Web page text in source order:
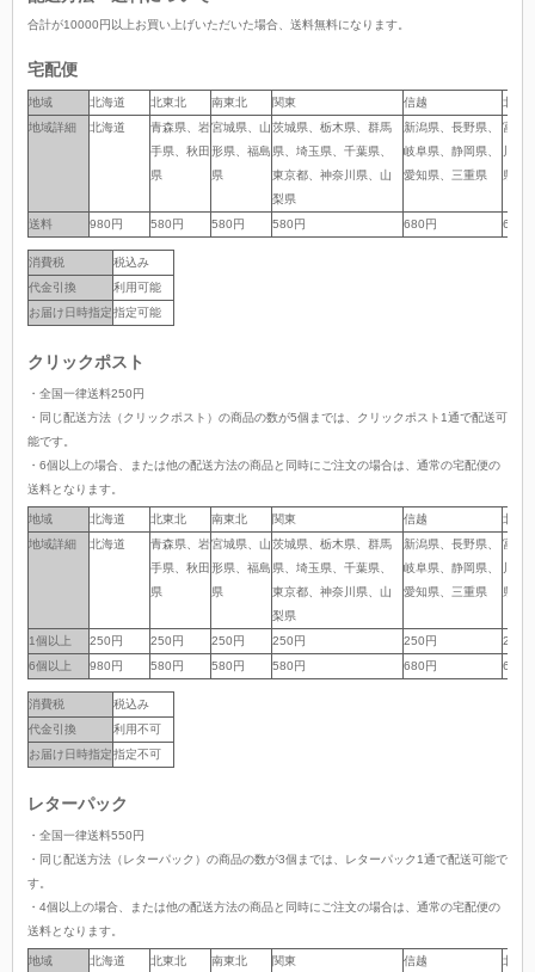
合計が10000円以上お買い上げいただいた場合、 送料無料になります。
宅配便
地域 北海道 北東北 南東北 関東 信越
北陸
地域詳細
北海道
青森県、岩
手県、秋田
県
宮城県、山
形県、福島
県
茨城県、栃木県、群馬
県、埼玉県、千葉県、
東京都、神奈川県、山
梨県
新潟県、長野県、
岐阜県、静岡県、
愛知県、三重県
富山
県
送料 980円 580円 580円 580円 680円 680円
地域
地域詳細
送料
消費税
税込み
代金引換
利用可能
お届け日時指定指定可能
クリックポスト
・全国一律送料250円
・同じ配送方法（クリックポスト）の商品の数が5個までは、クリックポスト1通で配送可
能です。
・6個以上の場合、または他の配送方法の商品と同時にご注文の場合は、通常の宅配便の
送料となります。
地域 北海道 北東北 南東北 関東 信越
北陸
地域詳細
北海道
青森県、岩
手県、秋田
県
宮城県、山
形県、福島
県
茨城県、栃木県、群馬
県、埼玉県、千葉県、
東京都、神奈川県、山
梨県
新潟県、長野県、
岐阜県、静岡県、
愛知県、三重県
富山
県
1個以上 250円 250円 250円 250円 250円
250円
6個以上
980円 580円 580円 580円 680円 680円
地域
地域詳細
1個以上
6個以上
消費税
税込み
代金引換
利用不可
お届け日時指定指定不可
レターパック
・全国一律送料550円
・同じ配送方法（レターパック）の商品の数が3個までは、レターパック1通で配送可能で
す。
・4個以上の場合、または他の配送方法の商品と同時にご注文の場合は、通常の宅配便の
送料となります。
地域 北海道 北東北 南東北 関東 信越
北陸
地域